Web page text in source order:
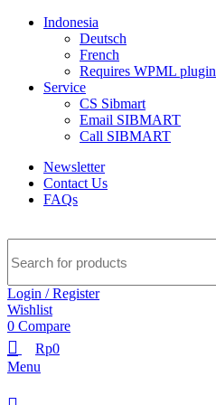
Indonesia
Deutsch
French
Requires WPML plugin
Service
CS Sibmart
Email SIBMART
Call SIBMART
Newsletter
Contact Us
FAQs
Login / Register
Wishlist
0 Compare
Rp0
Menu